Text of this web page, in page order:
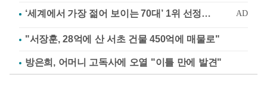
"서장훈, 28억에 산 서초 건물 450억에 매물로"
방은희, 어머니 고독사에 오열 "이틀 만에 발견"